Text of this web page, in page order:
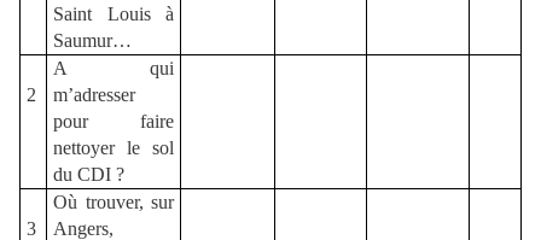
Saint Louis à
Saumur…
2
A qui
m’adresser
pour faire
nettoyer le sol
du CDI ?
3
Où trouver, sur
Angers,